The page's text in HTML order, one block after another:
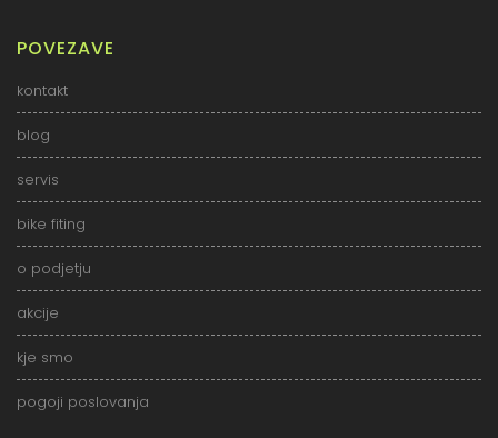
POVEZAVE
kontakt
blog
servis
bike fiting
o podjetju
akcije
kje smo
pogoji poslovanja